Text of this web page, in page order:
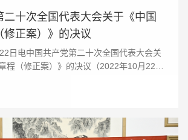
二十次全国代表大会关于《中国
修正案）》的决议
日电中国共产党第二十次全国代表大会关
程（修正案）》的决议（2022年10月22日
议并一致通过十九届中央委员会提